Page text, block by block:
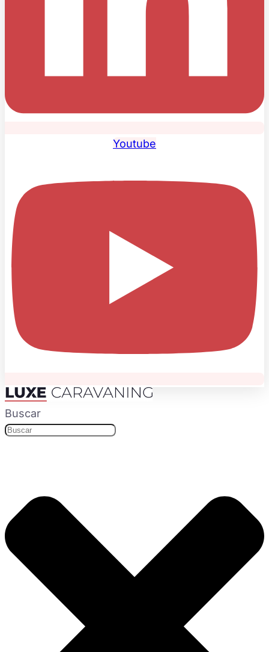
Youtube
Buscar